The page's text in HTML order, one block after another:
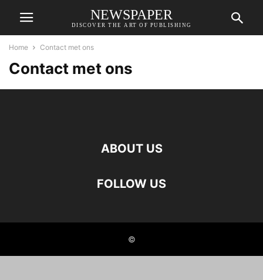
NEWSPAPER
DISCOVER THE ART OF PUBLISHING
Home Contact met ons
Contact met ons
ABOUT US
FOLLOW US
©